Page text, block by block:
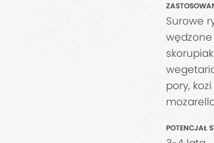
Surowe
pory,
POTENCJAŁ